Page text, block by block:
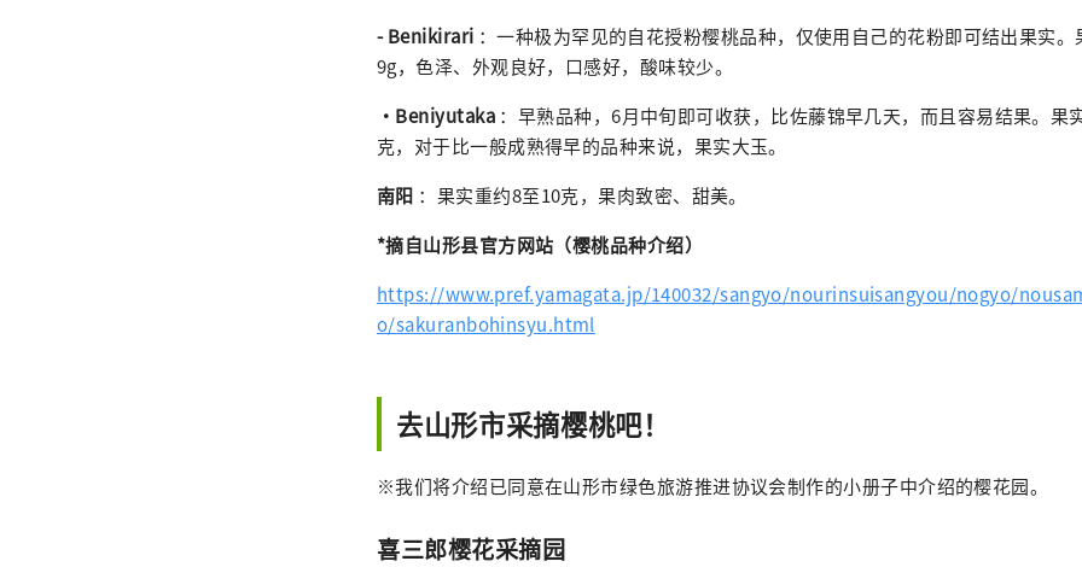
- Benikirari ：一种极为罕见的自花授粉樱桃品种，仅使用自己的花粉即可结出果实
9g，色泽、外观良好，口感好，酸味较少。
・Beniyutaka：早熟品种，6月中旬即可收获，比佐藤锦早几天，而且容易结果。果
克，对于比一般成熟得早的品种来说，果实大玉。
南阳 ：果实重约8至10克，果肉致密、甜美。
*摘自山形县官方网站（樱桃品种介绍）
https://www.pref.yamagata.jp/140032/sangyo/nourinsuisangyou/nogyo/
o/sakuranbohinsyu.html
去山形市采摘樱桃吧！
※我们将介绍已同意在山形市绿色旅游推进协议会制作的小册子中介绍的樱花园。
喜三郎樱花采摘园